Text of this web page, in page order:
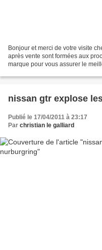
Bonjour et merci de votre visite
après vente sont formées aux
marque pour vous assurer le
nissan gtr explose
Publié le 17/04/2011 à 23:17
Par christian le galliard